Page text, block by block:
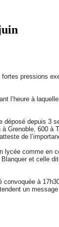
pressions
l’heure à
déposé depuis
600
de
comme
et celle
à
un message